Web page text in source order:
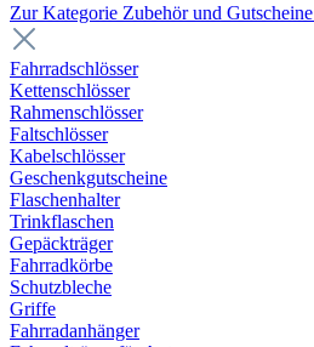
Zur Kategorie Zubehör und Gutscheine
Fahrradschlösser
Kettenschlösser
Rahmenschlösser
Faltschlösser
Kabelschlösser
Geschenkgutscheine
Flaschenhalter
Trinkflaschen
Gepäckträger
Fahrradkörbe
Schutzbleche
Griffe
Fahrradanhänger